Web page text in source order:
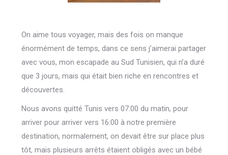
On aime tous voyager, mais des fois on manque
énormément de temps, dans ce sens j’aimerai partager
avec vous, mon escapade au Sud Tunisien, qui n’a duré
que 3 jours, mais qui était bien riche en rencontres et
découvertes.
Nous avons quitté Tunis vers 07:00 du matin, pour
arriver pour arriver vers 16:00 à notre première
destination, normalement, on devait être sur place plus
tôt, mais plusieurs arrêts étaient obligés avec un bébé